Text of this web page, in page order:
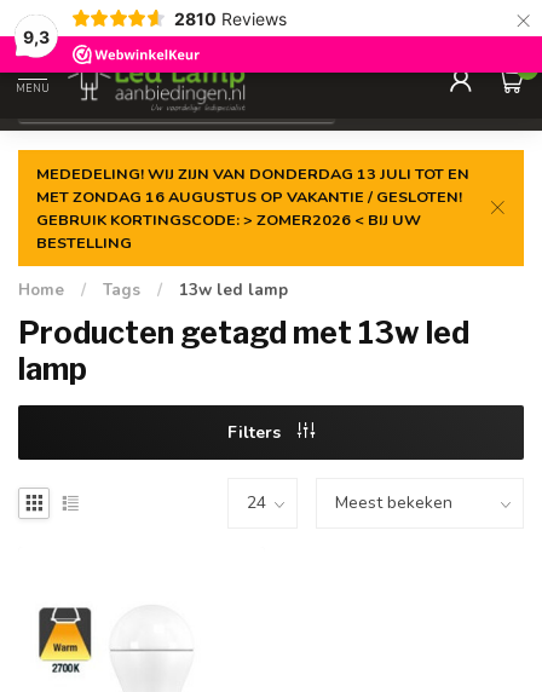
9,3
2810 Reviews ×
Gegarandeerde delaagste prijs
MENU
0
MEDEDELING! WIJ ZIJN VAN DONDERDAG 13 JULI TOT EN
MET ZONDAG 16 AUGUSTUS OP VAKANTIE / GESLOTEN!
GEBRUIK KORTINGSCODE: > ZOMER2026 < BIJ UW
BESTELLING
Home / Tags / 13w led lamp
Producten getagd met 13w led
lamp
Filters